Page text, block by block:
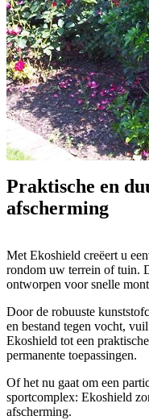
Praktische en
afscherming
Met Ekoshield creëert u
rondom uw terrein of tuin.
ontworpen voor snelle
Door de robuuste
en bestand tegen vocht,
Ekoshield tot een
permanente toepassingen.
Of het nu gaat om een
sportcomplex: Ekoshield
afscherming.